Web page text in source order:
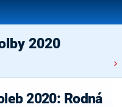
2020
2020: Rodná